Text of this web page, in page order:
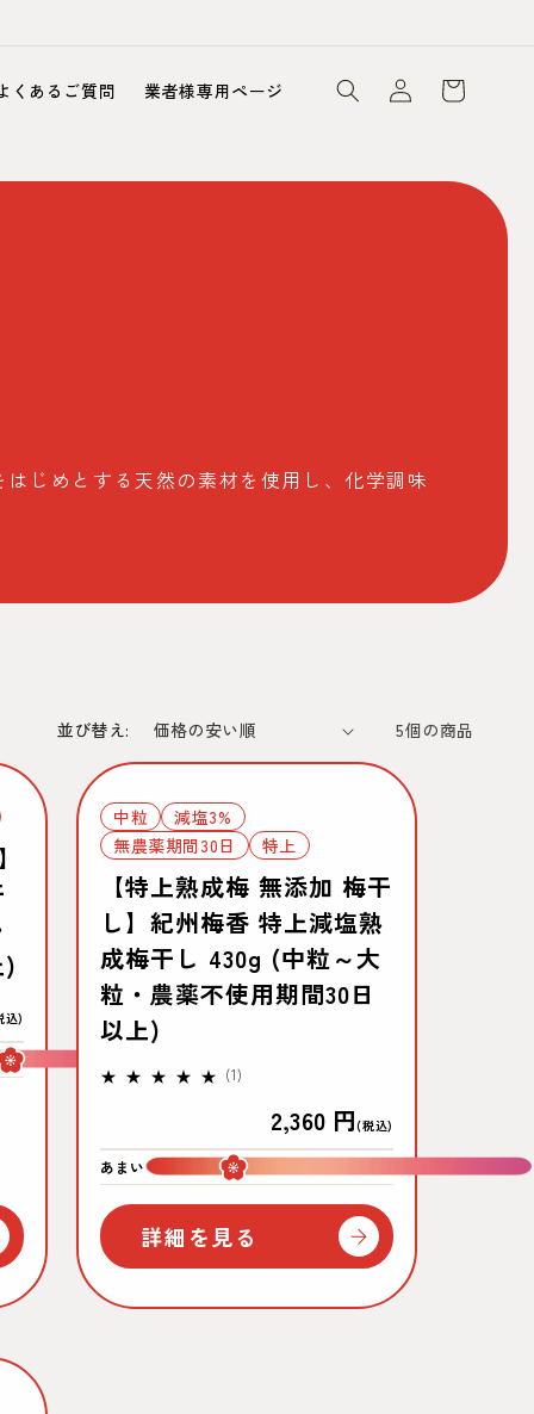
くあるご質問 業者様専用ページ
グ
イ
ー
じめとする天然の素材を使用し、化学調味
並び替え: 5個の商品
)
込)
中粒
減塩3%
無農薬期間30日
特上
【特上熟成梅 無添加 梅干
し】紀州梅香 特上減塩熟
成梅干し 430g (中粒～大
粒・農薬不使用期間30日
以上)
(1)
ュ
ー
数
合
通
常
価
2,360 円(税込)
あまい
詳細を見る